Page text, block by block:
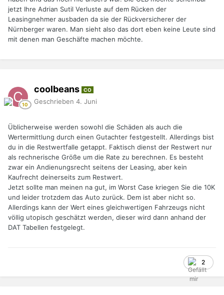
jetzt Ihre Adrian Sutil Verluste auf dem Rücken der
Leasingnehmer ausbaden da sie der Rückversicherer der
Nürnberger waren. Man sieht also das dort eben keine Leute sind
mit denen man Geschäfte machen möchte.
coolbeans CO
Geschrieben 4. Juni
Üblicherweise werden sowohl die Schäden als auch die
Wertermittlung durch einen Gutachter festgestellt. Allerdings bist
du in die Restwertfalle getappt. Faktisch dienst der Restwert nur
als rechnerische Größe um die Rate zu berechnen. Es besteht
zwar ein Andienungsrecht seitens der Leasing, aber kein
Kaufrecht deinerseits zum Restwert.
Jetzt sollte man meinen na gut, im Worst Case kriegen Sie die 10K
und leider trotzdem das Auto zurück. Dem ist aber nicht so.
Allerdings kann der Wert eines gleichwertigen Fahrzeugs nicht
völlig utopisch geschätzt werden, dieser wird dann anhand der
DAT Tabellen festgelegt.
2